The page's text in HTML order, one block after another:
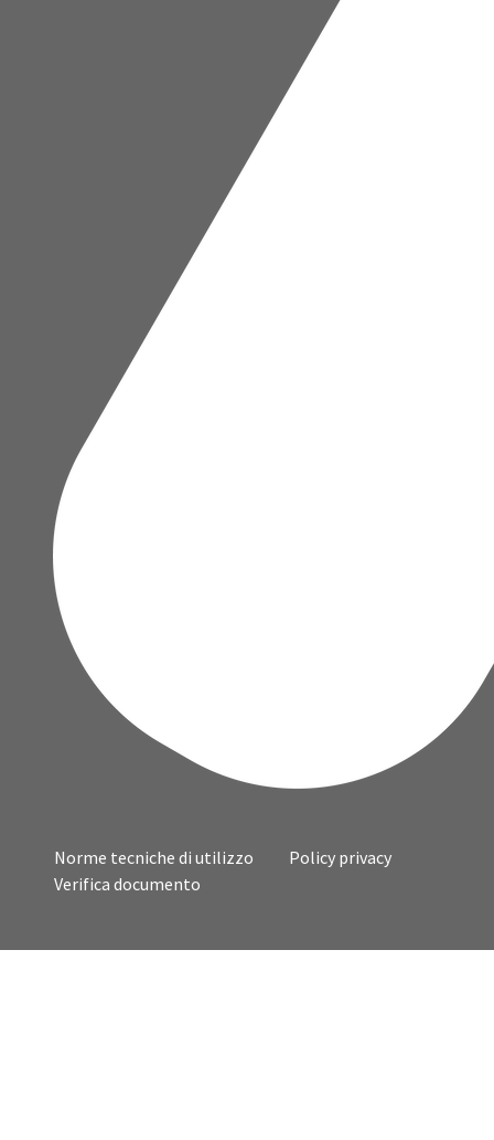
Norme tecniche di utilizzo
Policy privacy
Verifica documento